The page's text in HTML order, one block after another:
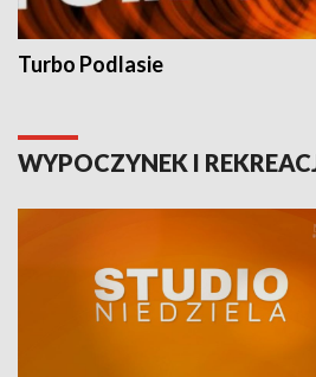
Turbo Podlasie
WYPOCZYNEK I